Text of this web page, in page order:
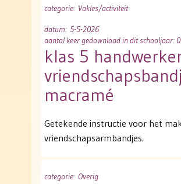
categorie: Vakles/activiteit
datum: 5-5-2026
aantal keer gedownload in dit schooljaar: 0
klas 5
macramé
Getekende instructie voor het
vriendschapsarmbandjes.
categorie: Overig